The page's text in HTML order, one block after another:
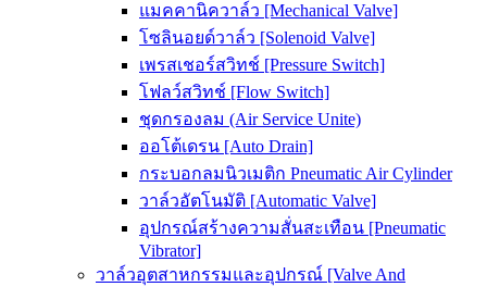
แมคคานิควาล์ว [Mechanical Valve]
โซลินอยด์วาล์ว [Solenoid Valve]
เพรสเชอร์สวิทช์ [Pressure Switch]
โฟลว์สวิทช์ [Flow Switch]
ชุดกรองลม (Air Service Unite)
ออโต้เดรน [Auto Drain]
กระบอกลมนิวเมติก Pneumatic Air Cylinder
วาล์วอัตโนมัติ [Automatic Valve]
อุปกรณ์สร้างความสั่นสะเทือน [Pneumatic
Vibrator]
วาล์วอุตสาหกรรมและอุปกรณ์ [Valve And